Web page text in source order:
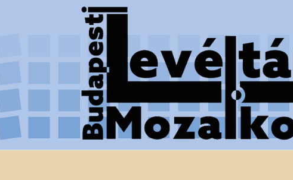
Budapest Főváros Levéltára munkatársainak tanulmányai